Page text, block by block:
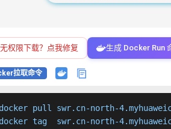
无权限下载？点我修复 生成 Docker Run
拉取命令
docker pull swr.cn-north-
docker tag  swr.cn-north-